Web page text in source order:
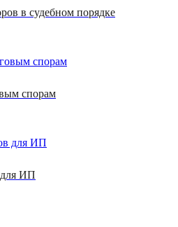
в судебном порядке
спорам
для ИП